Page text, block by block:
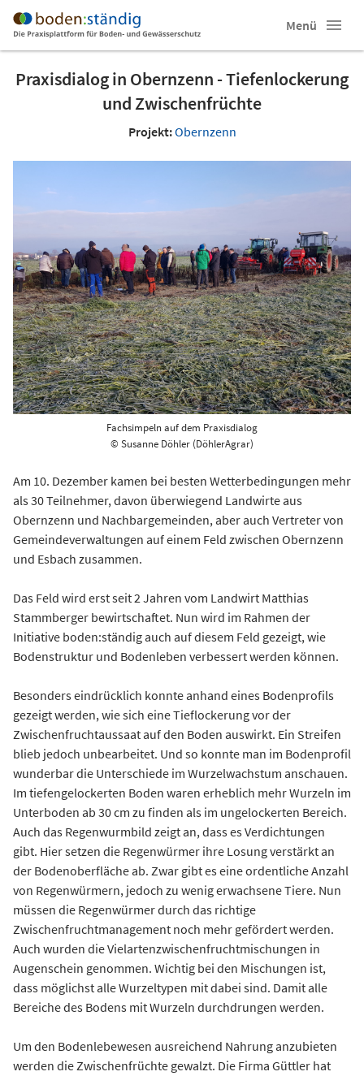
Menü
Praxisdialog in Obernzenn - Tiefenlockerung
und Zwischenfrüchte
Projekt:Obernzenn
Fachsimpeln auf dem Praxisdialog
© Susanne Döhler (DöhlerAgrar)
Am 10. Dezember kamen bei besten Wetterbedingungen mehr
als 30 Teilnehmer, davon überwiegend Landwirte aus
Obernzenn und Nachbargemeinden, aber auch Vertreter von
Gemeindeverwaltungen auf einem Feld zwischen Obernzenn
und Esbach zusammen.
Das Feld wird erst seit 2 Jahren vom Landwirt Matthias
Stammberger bewirtschaftet. Nun wird im Rahmen der
Initiative boden:ständig auch auf diesem Feld gezeigt, wie
Bodenstruktur und Bodenleben verbessert werden können.
Besonders eindrücklich konnte anhand eines Bodenprofils
gezeigt werden, wie sich eine Tieflockerung vor der
Zwischenfruchtaussaat auf den Boden auswirkt. Ein Streifen
blieb jedoch unbearbeitet. Und so konnte man im Bodenprofil
wunderbar die Unterschiede im Wurzelwachstum anschauen.
Im tiefengelockerten Boden waren erheblich mehr Wurzeln im
Unterboden ab 30 cm zu finden als im ungelockerten Bereich.
Auch das Regenwurmbild zeigt an, dass es Verdichtungen
gibt. Hier setzen die Regenwürmer ihre Losung verstärkt an
der Bodenoberfläche ab. Zwar gibt es eine ordentliche Anzahl
von Regenwürmern, jedoch zu wenig erwachsene Tiere. Nun
müssen die Regenwürmer durch das richtige
Zwischenfruchtmanagement noch mehr gefördert werden.
Auch wurden die Vielartenzwischenfruchtmischungen in
Augenschein genommen. Wichtig bei den Mischungen ist,
dass möglichst alle Wurzeltypen mit dabei sind. Damit alle
Bereiche des Bodens mit Wurzeln durchdrungen werden.
Um den Bodenlebewesen ausreichend Nahrung anzubieten
werden die Zwischenfrüchte gewalzt. Die Firma Güttler hat